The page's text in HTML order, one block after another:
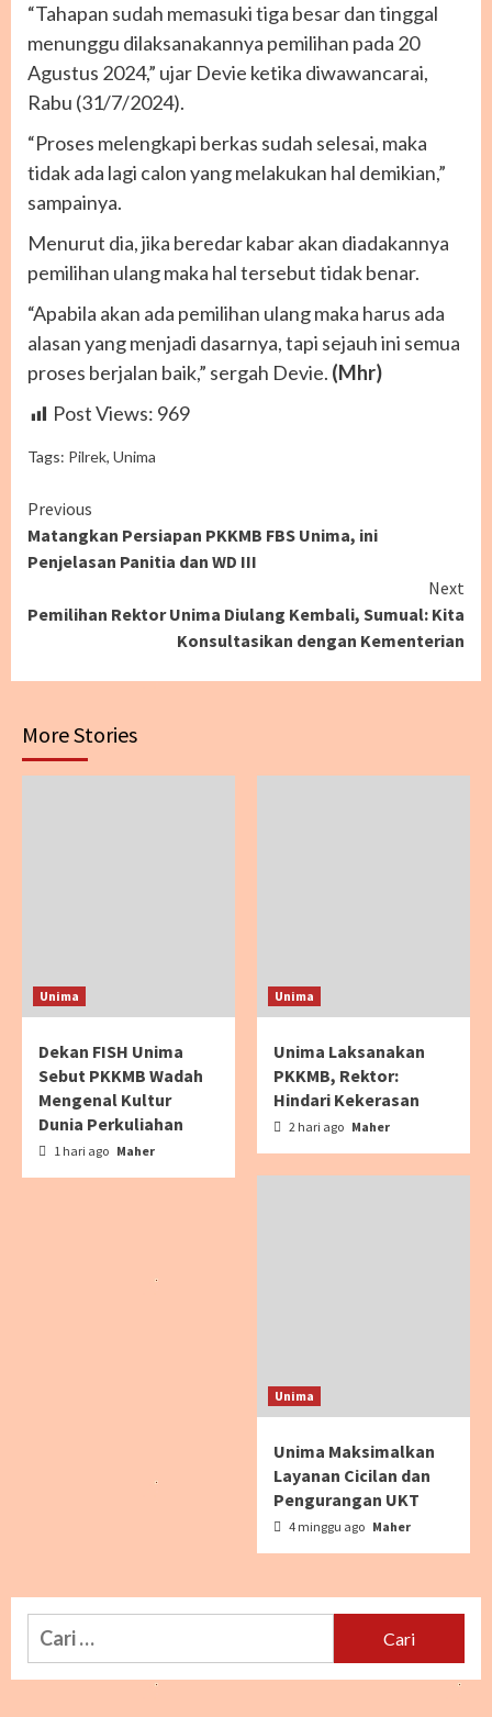
“Tahapan sudah memasuki tiga besar dan tinggal
menunggu dilaksanakannya pemilihan pada 20
Agustus 2024,” ujar Devie ketika diwawancarai,
Rabu (31/7/2024).
“Proses melengkapi berkas sudah selesai, maka
tidak ada lagi calon yang melakukan hal demikian,”
sampainya.
Menurut dia, jika beredar kabar akan diadakannya
pemilihan ulang maka hal tersebut tidak benar.
“Apabila akan ada pemilihan ulang maka harus ada
alasan yang menjadi dasarnya, tapi sejauh ini semua
proses berjalan baik,” sergah Devie. (Mhr)
Post Views: 969
Tags: Pilrek, Unima
Continue
Reading
Previous
Matangkan Persiapan PKKMB FBS Unima, ini
Penjelasan Panitia dan WD III
Next
Pemilihan Rektor Unima Diulang Kembali, Sumual: Kita
Konsultasikan dengan Kementerian
More Stories
Unima
Dekan FISH Unima
Sebut PKKMB Wadah
Mengenal Kultur
Dunia Perkuliahan
1 hari ago Maher
Unima
Unima Laksanakan
PKKMB, Rektor:
Hindari Kekerasan
2 hari ago Maher
Unima
Unima Maksimalkan
Layanan Cicilan dan
Pengurangan UKT
4 minggu ago Maher
Cari
untuk: